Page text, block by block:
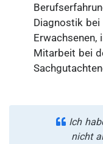
Diagnostik bei
Mitarbeit bei
Ich
nicht